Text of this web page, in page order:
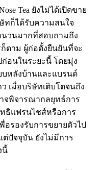
Tea ยังไม่ได้เปิดขาย
ทก็ได้รับความสนใจ
นวนมากที่สอบถามถึง
ตาม ผู้ก่อตั้งยืนยันที่จะ
ก่อนในระยะนี้ โดยมุ่ง
บหลังบ้านและแบรนด์
เมื่อบริษัทเติบโตจนถึง
จพิจารณากลยุทธ์การ
ธิแฟรนไชส์หรือการ
อรองรับการขยายตัวไป
ต่ปัจจุบัน ยังไม่มีการ
นี้